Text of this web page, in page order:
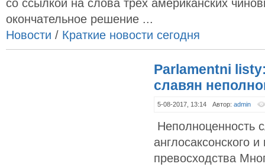
со ссылкой на слова трёх американских
окончательное решение ...
Новости / Краткие новости сегодня
Parlamentni
славян
5-08-2017, 13:14 Автор: admin
Неполноценность
англосаксонского
превосходства